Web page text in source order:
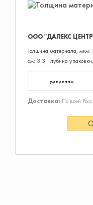
ООО "ДАЛЕКС
Толщина материала, мкм:
см: 3.3. Глубина
замком "зиплок"
упаковки мелких
т.д. Застежка позволяет
содержимым.
умеренно
Доставка: По всей